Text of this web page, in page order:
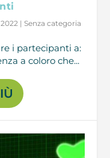
|Senza categoria
i partecipanti a:
a coloro che...